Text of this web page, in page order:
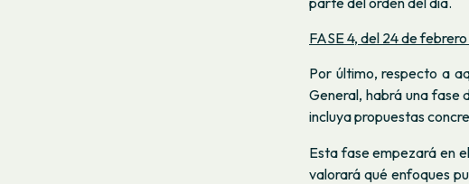
FASE 4, del 24 de
Por último, respecto a
General, habrá una fase
incluya propuestas
Esta fase empezará en
valorará qué enfoques